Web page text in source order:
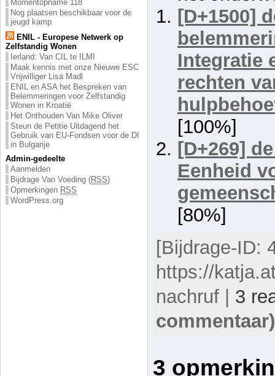
Momentopname 118
Nog plaatsen beschikbaar voor de
jeugd kamp
ENIL - Europese Netwerk op
Zelfstandig Wonen
Ierland: Van CIL te ILMI
Maak kennis met onze Nieuwe ESC
Vrijwilliger Lisa Madl
ENIL en ASA het Bespreken van
Belemmeringen voor Zelfstandig
Wonen in Kroatië
Het Onthouden Van Mike Oliver
Steun de Petitie Uitdagend het
Gebruik van EU-Fondsen voor de DI
in Bulgarije
Admin-gedeelte
Aanmelden
Bijdrage Van Voeding (RSS)
Opmerkingen RSS
WordPress.org
[D+1500]
Integratie
rechten
[100%]
[D+269]
Eenheid
[80%]
[Bijdrage-ID:
https://
nachruf | 3
commentaar)
3